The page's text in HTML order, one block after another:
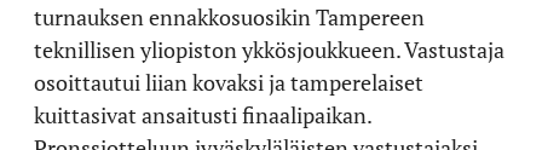
turnauksen ennakkosuosikin Tampereen
teknillisen yliopiston ykkösjoukkueen. Vastustaja
osoittautui liian kovaksi ja tamperelaiset
kuittasivat ansaitusti finaalipaikan.